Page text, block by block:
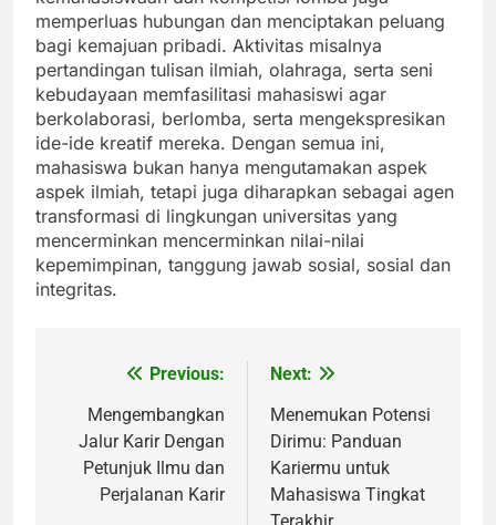
memperluas hubungan dan menciptakan peluang
bagi kemajuan pribadi. Aktivitas misalnya
pertandingan tulisan ilmiah, olahraga, serta seni
kebudayaan memfasilitasi mahasiswi agar
berkolaborasi, berlomba, serta mengekspresikan
ide-ide kreatif mereka. Dengan semua ini,
mahasiswa bukan hanya mengutamakan aspek
aspek ilmiah, tetapi juga diharapkan sebagai agen
transformasi di lingkungan universitas yang
mencerminkan mencerminkan nilai-nilai
kepemimpinan, tanggung jawab sosial, sosial dan
integritas.
navigation
Previous:
Mengembangkan
Jalur Karir Dengan
Petunjuk Ilmu dan
Perjalanan Karir
Next:
Menemukan Potensi
Dirimu: Panduan
Kariermu untuk
Mahasiswa Tingkat